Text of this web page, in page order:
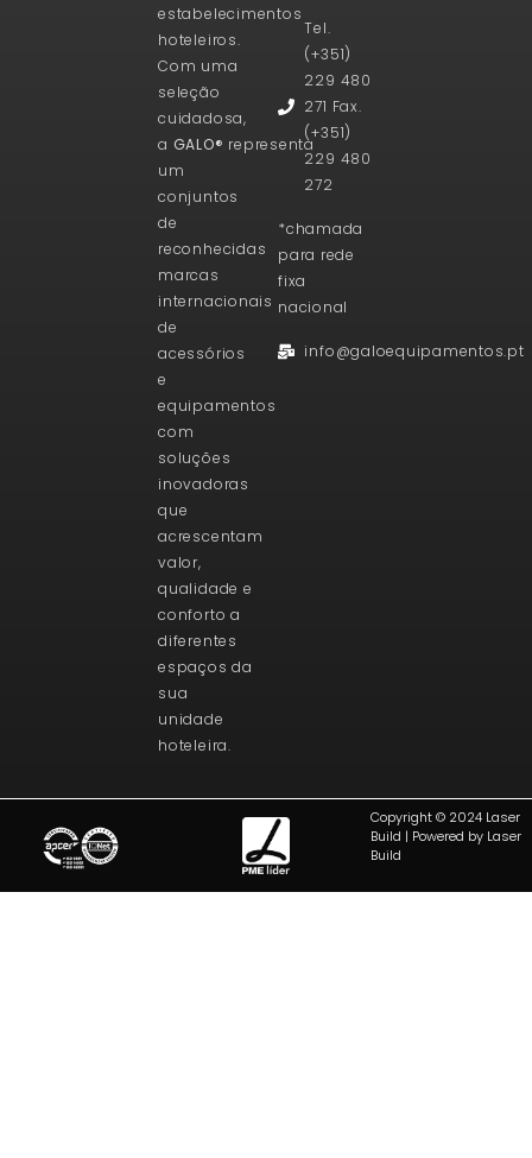
estabelecimentos
hoteleiros.
Com uma
seleção
cuidadosa,
a GALO® representa
um
conjuntos
de
reconhecidas
marcas
internacionais
de
acessórios
e
equipamentos
com
soluções
inovadoras
que
acrescentam
valor,
qualidade e
conforto a
diferentes
espaços da
sua
unidade
hoteleira.
Tel.
(+351)
229 480
271 Fax.
(+351)
229 480
272
*chamada
para rede
fixa
nacional
info@galoequipamentos.pt
Copyright © 2024 Laser
Build | Powered by Laser
Build